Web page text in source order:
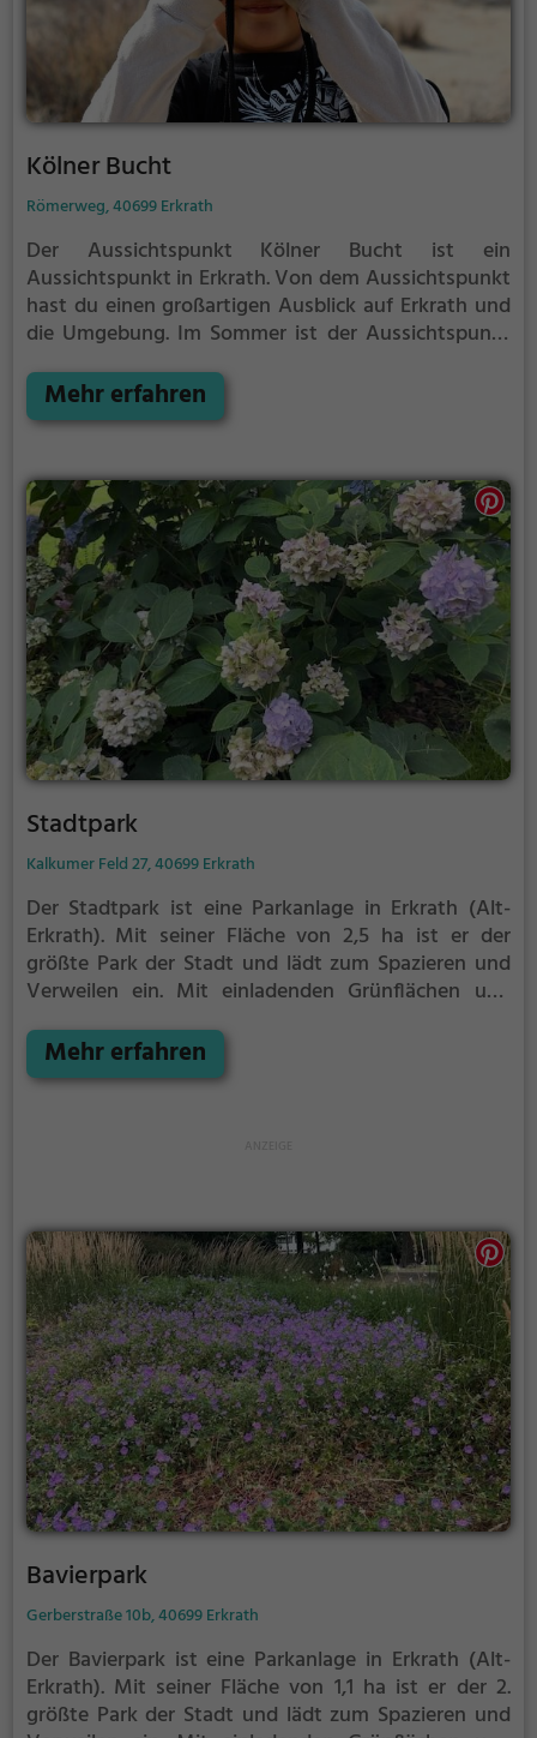
Kölner Bucht
Römerweg, 40699 Erkrath
Der Aussichtspunkt Kölner Bucht ist ein
Aussichtspunkt in Erkrath.Von dem Aussichtspunkt
hast du einen großartigen Ausblick auf Erkrath und
die Umgebung. Im Sommer ist der Aussichtspunkt
Familienausflüge, Wanderungen oder zum
Picknicken und lockt an warmen und sonnigen
Mehr erfahren
Stadtpark
Kalkumer Feld 27, 40699 Erkrath
Der Stadtpark ist eine Parkanlage in Erkrath (Alt-
Erkrath). Mit seiner Fläche von 2,5 ha ist er der
größte Park der Stadt und lädt zum Spazieren und
Verweilen ein. Mit einladenden Grünflächen und
Möglichkeiten zur Entspannung.
Mehr erfahren
Bavierpark
Gerberstraße 10b, 40699 Erkrath
Der Bavierpark ist eine Parkanlage in Erkrath (Alt-
Erkrath). Mit seiner Fläche von 1,1 ha ist er der 2.
größte Park der Stadt und lädt zum Spazieren und